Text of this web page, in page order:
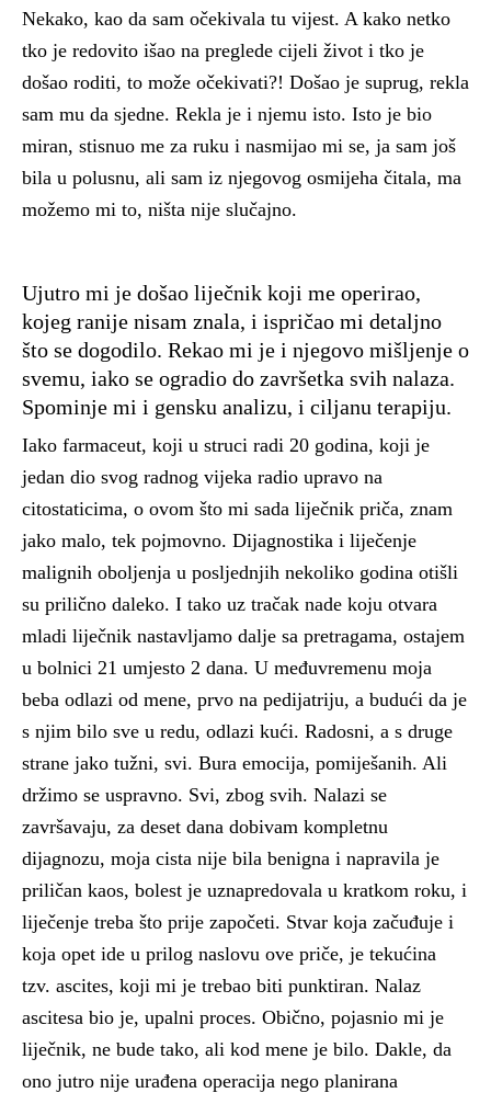
Nekako, kao da sam očekivala tu vijest. A kako netko
tko je redovito išao na preglede cijeli život i tko je
došao roditi, to može očekivati?! Došao je suprug, rekla
sam mu da sjedne. Rekla je i njemu isto. Isto je bio
miran, stisnuo me za ruku i nasmijao mi se, ja sam još
bila u polusnu, ali sam iz njegovog osmijeha čitala, ma
možemo mi to, ništa nije slučajno.
Ujutro mi je došao liječnik koji me operirao,
kojeg ranije nisam znala, i ispričao mi detaljno
što se dogodilo. Rekao mi je i njegovo mišljenje o
svemu, iako se ogradio do završetka svih nalaza.
Spominje mi i gensku analizu, i ciljanu terapiju.
Iako farmaceut, koji u struci radi 20 godina, koji je
jedan dio svog radnog vijeka radio upravo na
citostaticima, o ovom što mi sada liječnik priča, znam
jako malo, tek pojmovno. Dijagnostika i liječenje
malignih oboljenja u posljednjih nekoliko godina otišli
su prilično daleko. I tako uz tračak nade koju otvara
mladi liječnik nastavljamo dalje sa pretragama, ostajem
u bolnici 21 umjesto 2 dana. U međuvremenu moja
beba odlazi od mene, prvo na pedijatriju, a budući da je
s njim bilo sve u redu, odlazi kući. Radosni, a s druge
strane jako tužni, svi. Bura emocija, pomiješanih. Ali
držimo se uspravno. Svi, zbog svih. Nalazi se
završavaju, za deset dana dobivam kompletnu
dijagnozu, moja cista nije bila benigna i napravila je
priličan kaos, bolest je uznapredovala u kratkom roku, i
liječenje treba što prije započeti. Stvar koja začuđuje i
koja opet ide u prilog naslovu ove priče, je tekućina
tzv. ascites, koji mi je trebao biti punktiran. Nalaz
ascitesa bio je, upalni proces. Obično, pojasnio mi je
liječnik, ne bude tako, ali kod mene je bilo. Dakle, da
ono jutro nije urađena operacija nego planirana